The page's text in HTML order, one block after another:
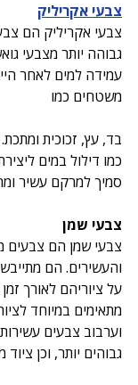
צבעי אקריליק
צבעי אקריליק הם
גבוהה יותר מצבעי
עמידה למים לאחר
משטחים כמו
בד, עץ, זכוכית
כמו דילול במים
סמיך למרקם עשיר
צבעי שמן
צבעי שמן הם צבעים
והעשירים. הם
על ציוריהם לאורך
מתאימים במיוחד
וערבוב צבעים
גבוהים יותר, וכן ציוד